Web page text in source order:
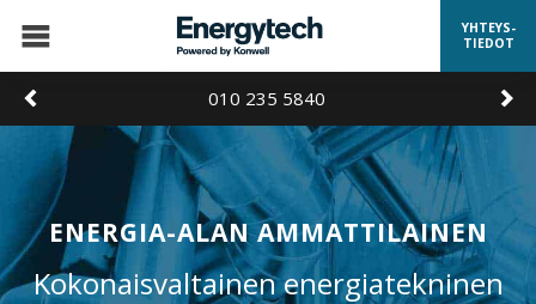
YHTEYS-
TIEDOT
010 235 5840
ENERGIA-ALAN AMMATTILAINEN
Kokonaisvaltainen energiatekninen